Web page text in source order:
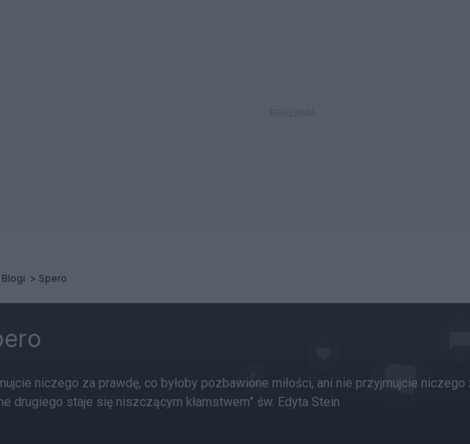
Blogi Spero
niczego za prawdę, co byłoby pozbawione miłości, ani nie przyjmujcie
drugiego staje się niszczącym kłamstwem” św. Edyta Stein